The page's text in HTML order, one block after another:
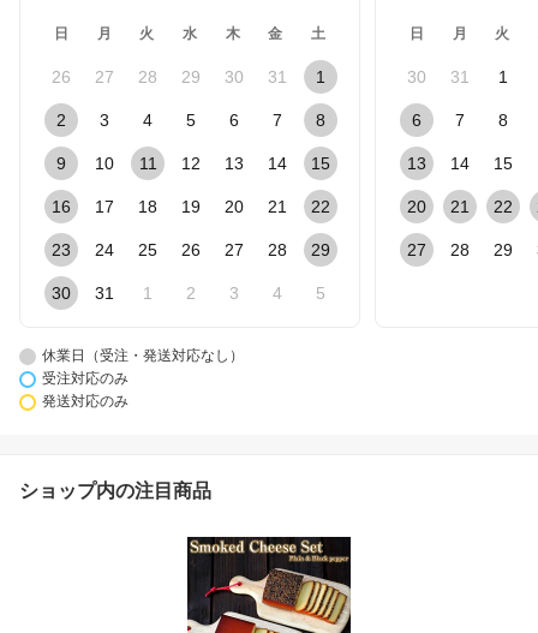
日 月 火 水 木 金 土
26 27 28 29 30 31 1
2 3 4 5 6 7 8
9 10 11 12 13 14 15
16 17 18 19 20 21 22
23 24 25 26 27 28 29
30 31 1 2 3 4 5
日 月 火
30 31 1
6 7 8
13 14 15
20 21 22
27 28 29
休業日（受注・発送対応なし）
受注対応のみ
発送対応のみ
ショップ内の注目商品